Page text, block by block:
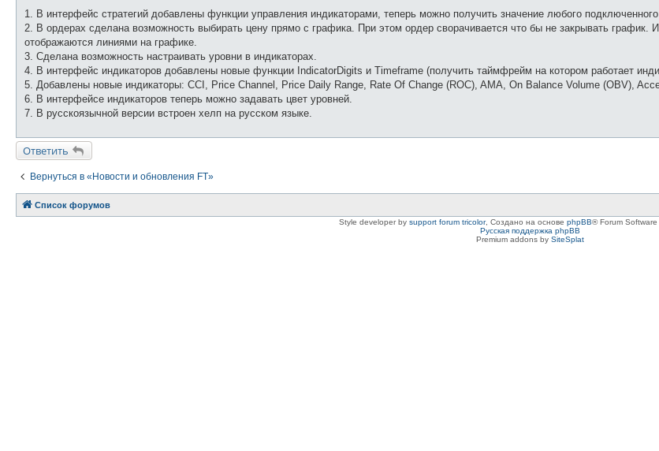
е
и
е
1. В интерфейс стратегий добавлены функции управления индикаторами, теперь можно получить значение любого
2. В ордерах сделана возможность выбирать цену прямо с графика. При этом ордер сворачивается что бы не закрывать график.
отображаются линиями на графике.
3. Сделана возможность настраивать уровни в индикаторах.
4. В интерфейс индикаторов добавлены новые функции IndicatorDigits и Timeframe (получить таймфрейм на котором работает
5. Добавлены новые индикаторы: CCI, Price Channel, Price Daily Range, Rate Of Change (ROC), AMA, On Balance Volume (OBV),
6. В интерфейсе индикаторов теперь можно задавать цвет уровней.
7. В русскоязычной версии встроен хелп на русском языке.
Ответить
Вернуться в «Новости и обновления FT»
Список форумов
Style developer by support forum tricolor, Создано на основе phpBB® Forum
Русская поддержка phpBB
Premium addons by SiteSplat